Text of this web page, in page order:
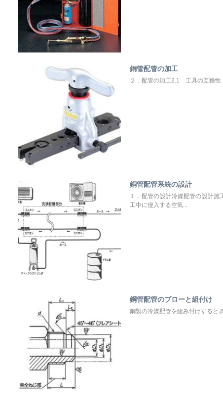
銅管配管の加工
２．配管の加工2.1 工具の互換性
銅管配管系統の設計
１．配管の設計冷媒配管の設計
工中に侵入する空気...
鋼管配管のブローと組付け
鋼製の冷媒配管を組み付けすると